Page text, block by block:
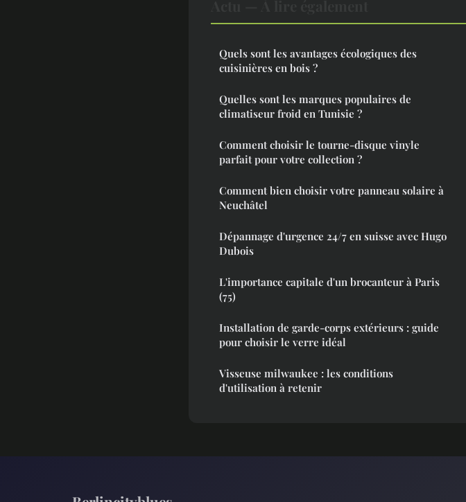
Quels sont les avantages écologiques des
cuisinières en bois ?
Quelles sont les marques populaires de
climatiseur froid en Tunisie ?
Comment choisir le tourne-disque vinyle
parfait pour votre collection ?
Comment bien choisir votre panneau solaire à
Neuchâtel
Dépannage d'urgence 24/7 en suisse avec Hugo
Dubois
L'importance capitale d'un brocanteur à Paris
(75)
Installation de garde-corps extérieurs : guide
pour choisir le verre idéal
Visseuse milwaukee : les conditions
d'utilisation à retenir